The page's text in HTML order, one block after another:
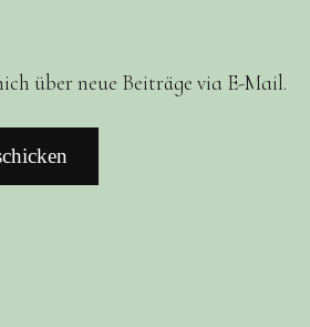
über neue Beiträge via E-Mail.